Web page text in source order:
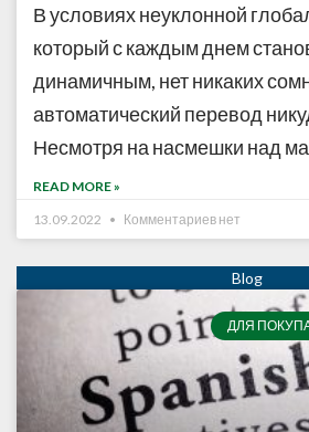
В условиях неуклонной
который с каждым днем
динамичным, нет никаких
автоматический перевод
Несмотря на насмешки над
READ MORE »
13.09.2022
Комментариев нет
ДЛЯ